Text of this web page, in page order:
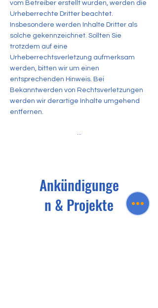
vom Betreiber erstellt wurden, werden die
Urheberrechte Dritter beachtet.
Insbesondere werden Inhalte Dritter als
solche gekennzeichnet. Sollten Sie
trotzdem auf eine
Urheberrechtsverletzung aufmerksam
werden, bitten wir um einen
entsprechenden Hinweis. Bei
Bekanntwerden von Rechtsverletzungen
werden wir derartige Inhalte umgehend
entfernen.
...
Ankündigunge
n & Projekte